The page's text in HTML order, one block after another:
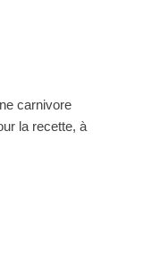
carnivore
la recette, à